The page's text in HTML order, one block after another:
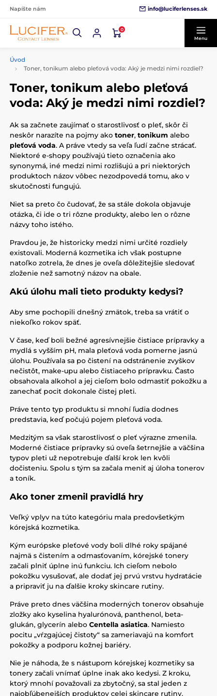
Napíšte nám info@luciferlenses.sk
0
Menu
Úvod
Toner, tonikum alebo pleťová voda: Aký je medzi nimi rozdiel?
Toner, tonikum alebo pleťová
voda: Aký je medzi nimi rozdiel?
Ak sa začnete zaujímať o starostlivosť o pleť, skôr či
neskôr narazíte na pojmy ako toner, tonikum alebo
pleťová voda. A práve vtedy sa veľa ľudí začne strácať.
Niektoré e-shopy používajú tieto označenia ako
synonymá, iné medzi nimi rozlišujú a pri niektorých
produktoch názov vôbec nezodpovedá tomu, ako v
skutočnosti fungujú.
Niet sa preto čo čudovať, že sa stále dokola objavuje
otázka, či ide o tri rôzne produkty, alebo len o rôzne
názvy toho istého.
Pravdou je, že historicky medzi nimi určité rozdiely
existovali. Moderná kozmetika ich však postupne
natoľko zotrela, že dnes je oveľa dôležitejšie sledovať
zloženie než samotný názov na obale.
Akú úlohu mali tieto produkty kedysi?
Aby sme pochopili dnešný zmätok, treba sa vrátiť o
niekoľko rokov späť.
V čase, keď boli bežné agresívnejšie čistiace prípravky a
mydlá s vyšším pH, mala pleťová voda pomerne jasnú
úlohu. Používala sa po čistení na odstránenie zvyškov
nečistôt, make-upu alebo čistiaceho prípravku. Často
obsahovala alkohol a jej cieľom bolo odmastiť pokožku a
zanechať pocit dokonale čistej pleti.
Práve tento typ produktu si mnohí ľudia dodnes
predstavia, keď počujú pojem pleťová voda.
Medzitým sa však starostlivosť o pleť výrazne zmenila.
Moderné čistiace prípravky sú oveľa šetrnejšie a väčšina
typov pleti už nepotrebuje ďalší krok len kvôli
dočisteniu. Spolu s tým sa začala meniť aj úloha tonerov
a toník.
Ako toner zmenil pravidlá hry
Veľký vplyv na túto kategóriu mala predovšetkým
kórejská kozmetika.
Kým európske pleťové vody boli dlhé roky spájané
najmä s čistením a odmasťovaním, kórejské tonery
začali plniť úplne inú funkciu. Ich cieľom nebolo
pokožku vysušovať, ale dodať jej prvú vrstvu hydratácie
a pripraviť ju na ďalšie kroky skincare rutiny.
Práve preto dnes väčšina moderných tonerov obsahuje
zložky ako kyselina hyalurónová, panthenol, beta-
glukán, glycerín alebo Centella asiatica. Namiesto
pocitu „vŕzgajúcej čistoty“ sa zameriavajú na komfort
pokožky a podporu kožnej bariéry.
Nie je náhoda, že s nástupom kórejskej kozmetiky sa
tonery začali vnímať úplne inak ako kedysi. Z kroku,
ktorý mnohí považovali za zbytočný, sa stal jeden z
najobľúbenejších produktov celej skincare rutiny.